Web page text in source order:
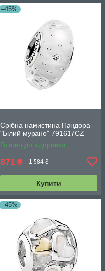
–45%
Срібна намистина Пандора
"Білий мурано" 791617CZ
Готово до відправки
871 ₴ 1 584 ₴
Купити
–45%